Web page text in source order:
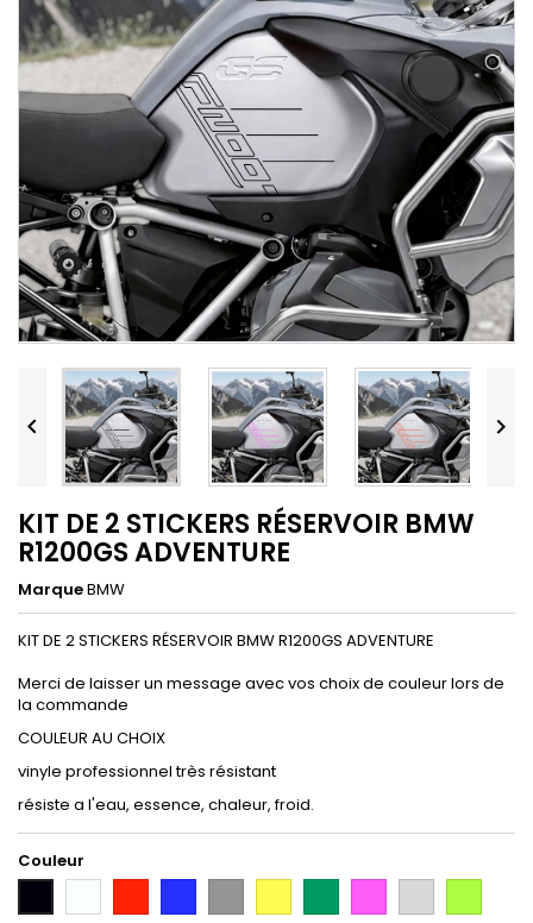
 
KIT DE 2 STICKERS RÉSERVOIR BMW
R1200GS ADVENTURE
MarqueBMW
KIT DE 2 STICKERS RÉSERVOIR BMW R1200GS ADVENTURE
Merci de laisser un message avec vos choix de couleur lors de
la commande
COULEUR AU CHOIX
vinyle professionnel très résistant
résiste a l'eau, essence, chaleur, froid.
Couleur
ArgentCitron